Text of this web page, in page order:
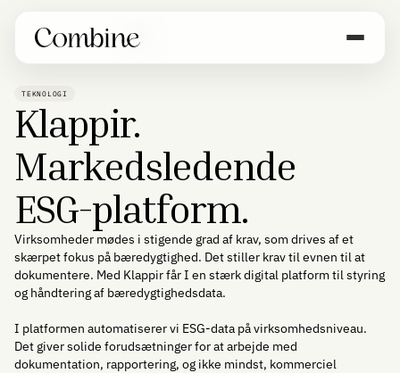
TEKNOLOGI
Klappir.
Markedsledende
ESG-platform.
Virksomheder mødes i stigende grad af krav, som drives af et
skærpet fokus på bæredygtighed. Det stiller krav til evnen til at
dokumentere. Med Klappir får I en stærk digital platform til styring
og håndtering af bæredygtighedsdata.
I platformen automatiserer vi ESG-data på virksomhedsniveau.
Det giver solide forudsætninger for at arbejde med
dokumentation, rapportering, og ikke mindst, kommerciel